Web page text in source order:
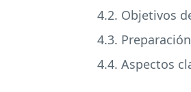
4.2. Objetivos
4.3.
4.4. Aspectos